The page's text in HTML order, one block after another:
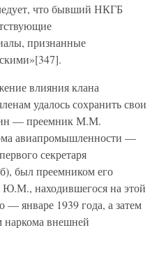
что бывший НКГБ
признанные
влияния клана
удалось сохранить свои
— преемник М.М.
авиапромышленности —
секретаря
был преемником его
Ю.М., находившегося на этой
— январе 1939 года, а затем
наркома внешней